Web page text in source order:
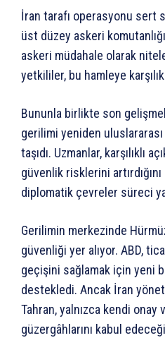
İran tarafı operasyonu sert
üst düzey askeri komutanlığı,
askeri müdahale olarak
yetkililer, bu hamleye
Bununla birlikte son
gerilimi yeniden
taşıdı. Uzmanlar, karşılıklı
güvenlik risklerini
diplomatik çevreler süreci
Gerilimin merkezinde
güvenliği yer alıyor. ABD,
geçişini sağlamak için yeni
destekledi. Ancak İran
Tahran, yalnızca kendi onay
güzergâhlarını kabul